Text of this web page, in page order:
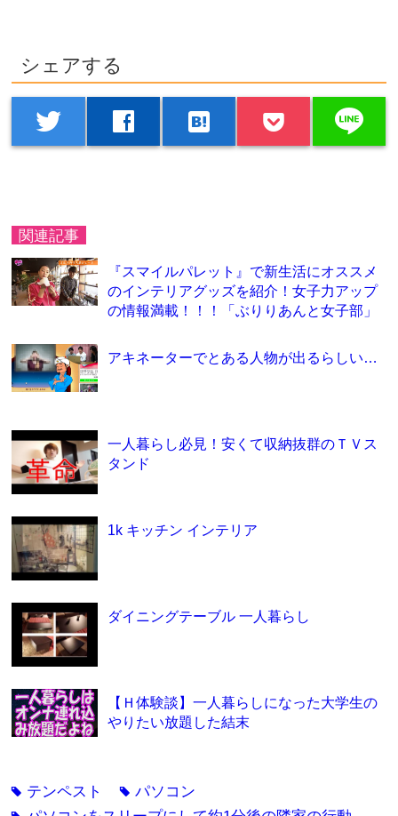
シェアする
twitter facebook hatenabookmark line
関連記事
『スマイルパレット』で新生活にオススメ
のインテリアグッズを紹介！女子力アップ
の情報満載！！！「ぶりりあんと女子部」
アキネーターでとある人物が出るらしい…
一人暮らし必見！安くて収納抜群のＴＶス
タンド
1k キッチン インテリア
ダイニングテーブル 一人暮らし
【Ｈ体験談】一人暮らしになった大学生の
やりたい放題した結末
tag テンペスト tagパソコン